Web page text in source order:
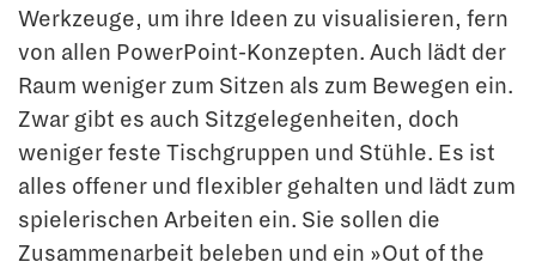
Werkzeuge, um ihre Ideen zu visualisieren, fern
von allen PowerPoint-Konzepten. Auch lädt der
Raum weniger zum Sitzen als zum Bewegen ein.
Zwar gibt es auch Sitzgelegenheiten, doch
weniger feste Tischgruppen und Stühle. Es ist
alles offener und flexibler gehalten und lädt zum
spielerischen Arbeiten ein. Sie sollen die
Zusammenarbeit beleben und ein »Out of the